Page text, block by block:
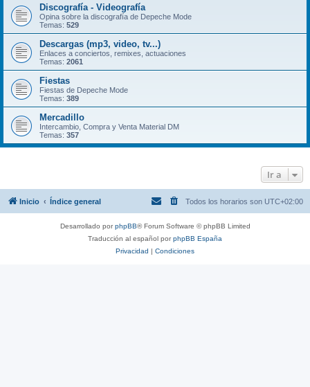
Discografía - Videografía
Opina sobre la discografía de Depeche Mode
Temas: 529
Descargas (mp3, video, tv...)
Enlaces a conciertos, remixes, actuaciones
Temas: 2061
Fiestas
Fiestas de Depeche Mode
Temas: 389
Mercadillo
Intercambio, Compra y Venta Material DM
Temas: 357
Ir a
Inicio Índice general Todos los horarios son UTC+02:00
Desarrollado porphpBB® Forum Software © phpBB Limited
Traducción al español porphpBB España
Privacidad | Condiciones